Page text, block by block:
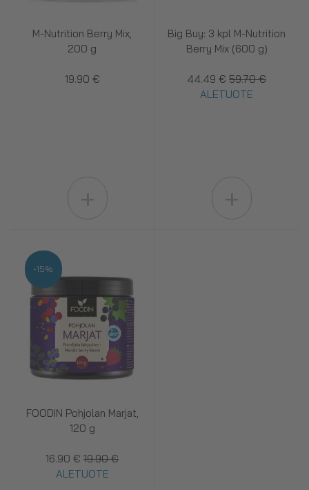
M-Nutrition Berry Mix,
200 g
19.90 €
Big Buy: 3 kpl M-Nutrition
Berry Mix (600 g)
44.49 € 59.70 €
ALETUOTE
FOODIN Pohjolan Marjat,
120 g
16.90 € 19.90 €
ALETUOTE
-15%